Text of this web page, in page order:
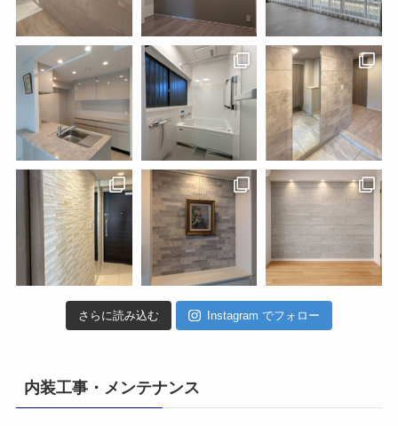
さらに読み込む Instagram でフォロー
内装工事・メンテナンス